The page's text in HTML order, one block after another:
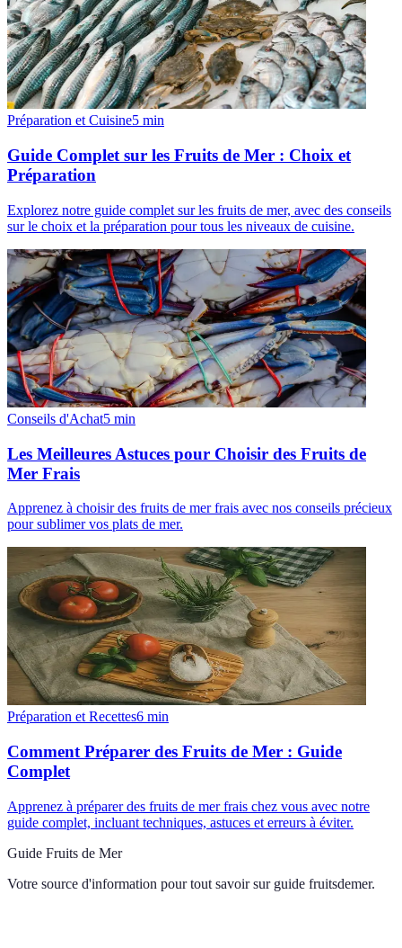
Préparation et Cuisine5 min
Guide Complet sur les Fruits de Mer : Choix et
Préparation
Explorez notre guide complet sur les fruits de mer, avec des conseils
sur le choix et la préparation pour tous les niveaux de cuisine.
Conseils d'Achat5 min
Les Meilleures Astuces pour Choisir des Fruits de
Mer Frais
Apprenez à choisir des fruits de mer frais avec nos conseils précieux
pour sublimer vos plats de mer.
Préparation et Recettes6 min
Comment Préparer des Fruits de Mer : Guide
Complet
Apprenez à préparer des fruits de mer frais chez vous avec notre
guide complet, incluant techniques, astuces et erreurs à éviter.
Guide Fruits de Mer
Votre source d'information pour tout savoir sur guide fruitsdemer.